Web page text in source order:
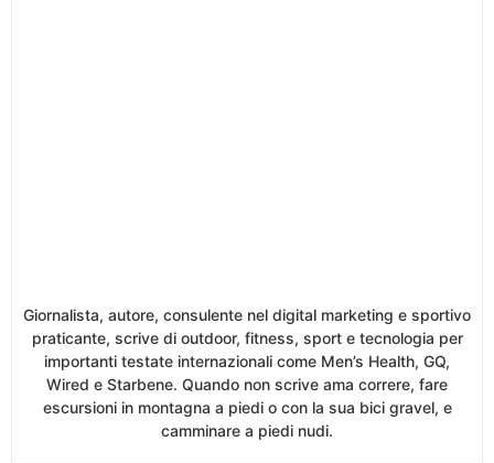
Giornalista, autore, consulente nel digital marketing e sportivo
praticante, scrive di outdoor, fitness, sport e tecnologia per
importanti testate internazionali come Men’s Health, GQ,
Wired e Starbene. Quando non scrive ama correre, fare
escursioni in montagna a piedi o con la sua bici gravel, e
camminare a piedi nudi.